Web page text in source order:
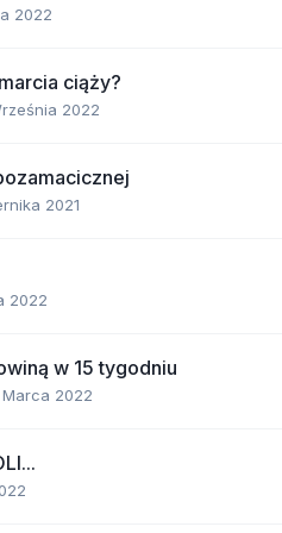
2022
ciąży?
2022
2021
2022
w 15 tygodniu
Marca 2022